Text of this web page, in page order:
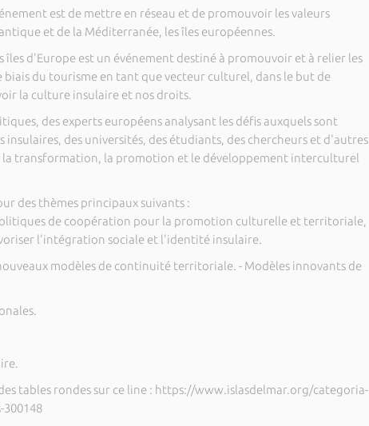
est de mettre en réseau et de promouvoir les valeurs
et de la Méditerranée, les îles européennes.
d'Europe est un événement destiné à promouvoir et à relier les
du tourisme en tant que vecteur culturel, dans le but de
la culture insulaire et nos droits.
des experts européens analysant les défis auxquels sont
insulaires, des universités, des étudiants, des chercheurs et d'autres
la transformation, la promotion et le développement interculturel
des thèmes principaux suivants :
de coopération pour la promotion culturelle et territoriale,
l'intégration sociale et l'identité insulaire.
modèles de continuité territoriale. - Modèles innovants de
tables rondes sur ce line : https://www.islasdelmar.org/categoria-